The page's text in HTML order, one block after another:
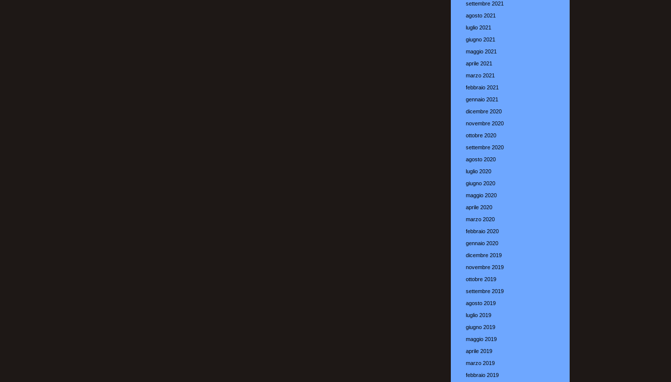
settembre 2021
agosto 2021
luglio 2021
giugno 2021
maggio 2021
aprile 2021
marzo 2021
febbraio 2021
gennaio 2021
dicembre 2020
novembre 2020
ottobre 2020
settembre 2020
agosto 2020
luglio 2020
giugno 2020
maggio 2020
aprile 2020
marzo 2020
febbraio 2020
gennaio 2020
dicembre 2019
novembre 2019
ottobre 2019
settembre 2019
agosto 2019
luglio 2019
giugno 2019
maggio 2019
aprile 2019
marzo 2019
febbraio 2019